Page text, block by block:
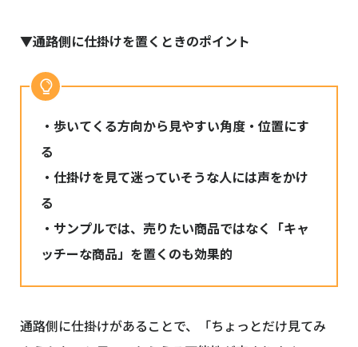
▼通路側に仕掛けを置くときのポイント
・歩いてくる方向から見やすい角度・位置にす
る
・仕掛けを見て迷っていそうな人には声をかけ
る
・サンプルでは、売りたい商品ではなく「キャ
ッチーな商品」を置くのも効果的
通路側に仕掛けがあることで、「ちょっとだけ見てみ